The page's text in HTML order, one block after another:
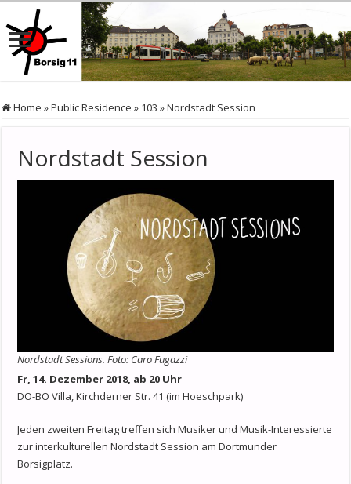
Home »Public Residence » 103 »Nordstadt Session
Nordstadt Session
Nordstadt Sessions. Foto: Caro Fugazzi
Fr, 14. Dezember 2018, ab 20 Uhr
DO-BO Villa, Kirchderner Str. 41 (im Hoeschpark)
Jeden zweiten Freitag treffen sich Musiker und Musik-Interessierte
zur interkulturellen Nordstadt Session am Dortmunder
Borsigplatz.